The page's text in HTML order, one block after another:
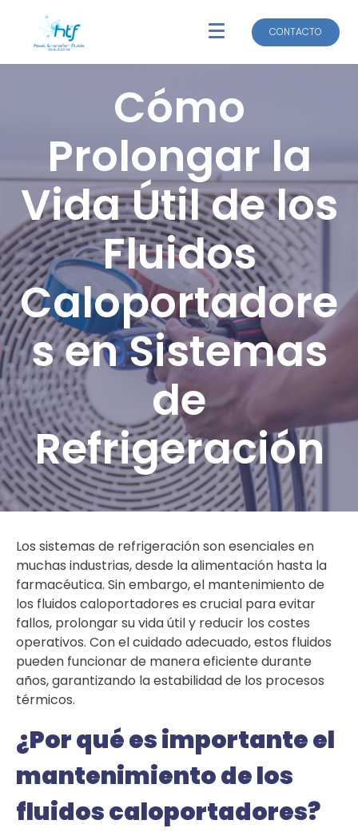
CONTACTO
Cómo
Prolongar la
Vida Útil de los
Fluidos
Caloportadore
s en Sistemas
de
Refrigeración
Los sistemas de refrigeración son esenciales en
muchas industrias, desde la alimentación hasta la
farmacéutica. Sin embargo, el mantenimiento de
los fluidos caloportadores es crucial para evitar
fallos, prolongar su vida útil y reducir los costes
operativos. Con el cuidado adecuado, estos fluidos
pueden funcionar de manera eficiente durante
años, garantizando la estabilidad de los procesos
térmicos.
¿Por qué es importante el
mantenimiento de los
fluidos caloportadores?